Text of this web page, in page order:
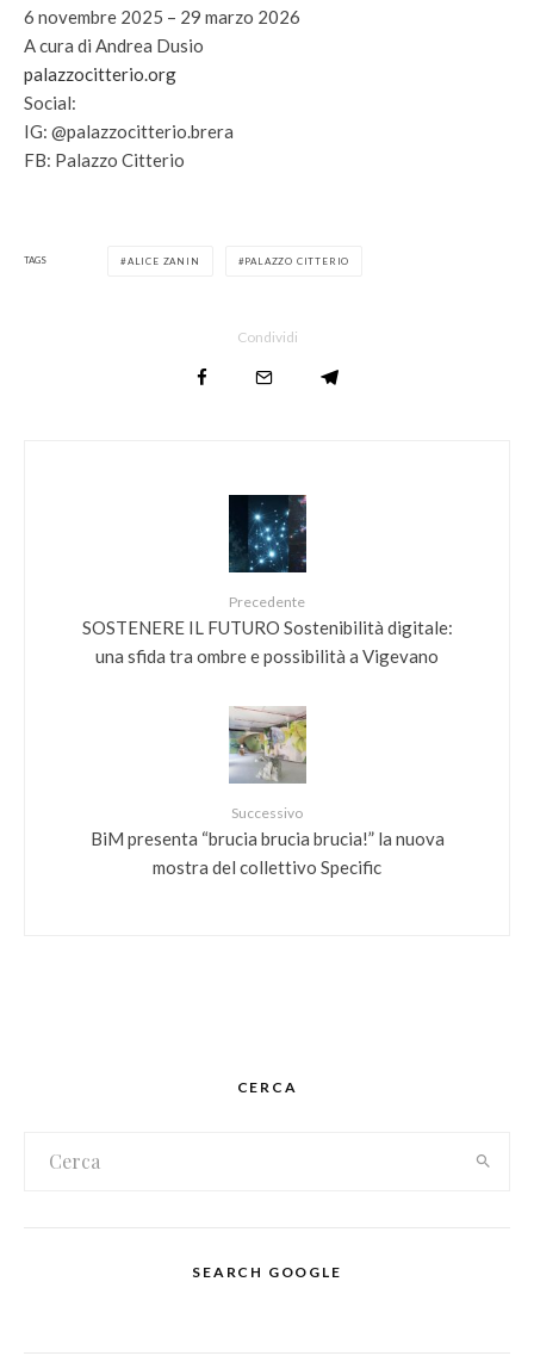
6 novembre 2025 – 29 marzo 2026
A cura di Andrea Dusio
palazzocitterio.org
Social:
IG: @palazzocitterio.brera
FB: Palazzo Citterio
TAGS ALICE ZANIN PALAZZO CITTERIO
Condividi
Precedente
SOSTENERE IL FUTURO Sostenibilità digitale:
una sfida tra ombre e possibilità a Vigevano
Successivo
BiM presenta “brucia brucia brucia!” la nuova
mostra del collettivo Specific
CERCA
SEARCH GOOGLE